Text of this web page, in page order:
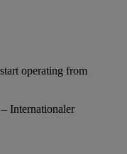
operating from
Internationaler